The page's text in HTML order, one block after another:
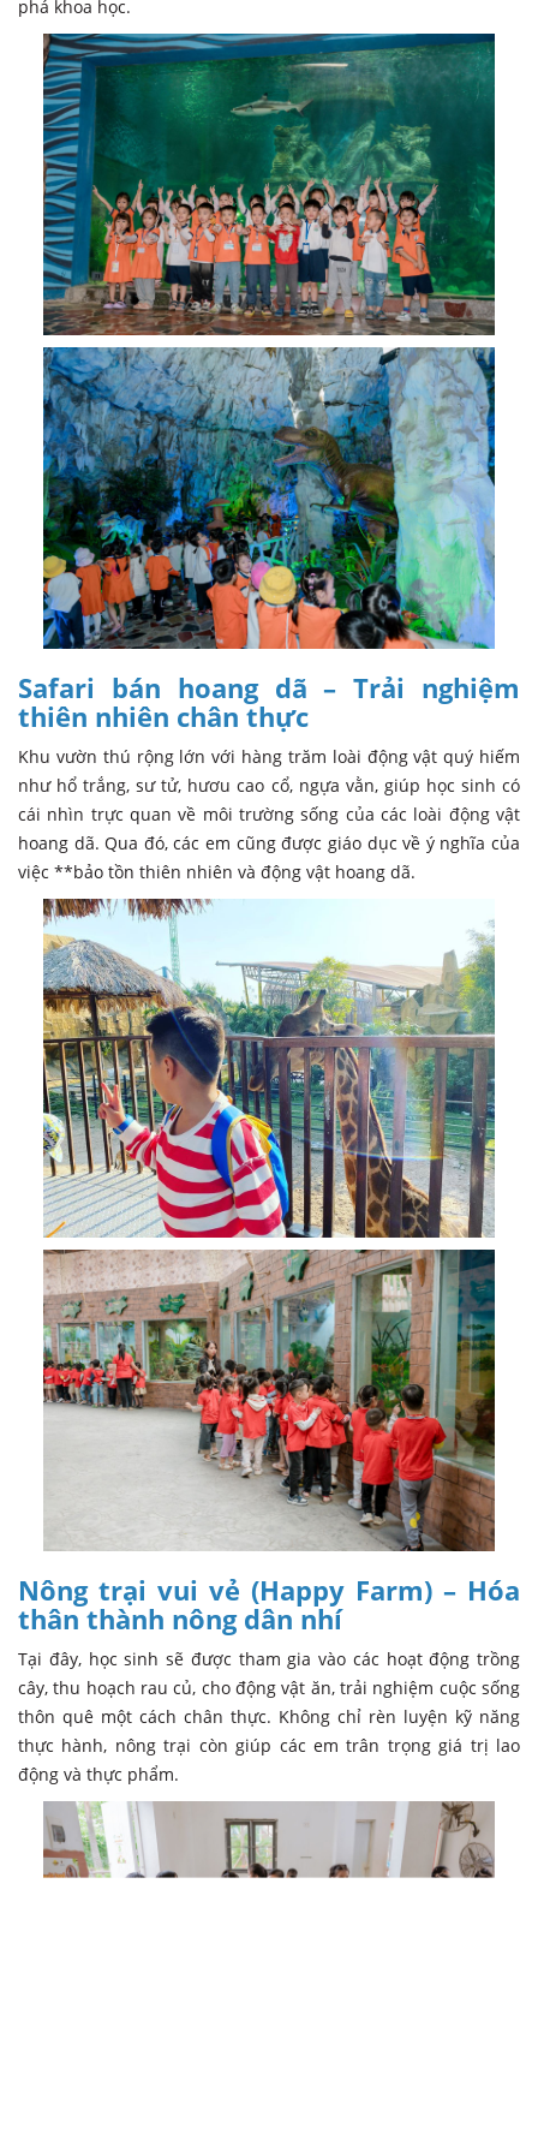
phá khoa học.
Safari bán hoang dã – Trải nghiệm
thiên nhiên chân thực
Khu vườn thú rộng lớn với hàng trăm loài động vật quý hiếm
như hổ trắng, sư tử, hươu cao cổ, ngựa vằn, giúp học sinh có
cái nhìn trực quan về môi trường sống của các loài động vật
hoang dã. Qua đó, các em cũng được giáo dục về ý nghĩa của
việc **bảo tồn thiên nhiên và động vật hoang dã.
Nông trại vui vẻ (Happy Farm) – Hóa
thân thành nông dân nhí
Tại đây, học sinh sẽ được tham gia vào các hoạt động trồng
cây, thu hoạch rau củ, cho động vật ăn, trải nghiệm cuộc sống
thôn quê một cách chân thực. Không chỉ rèn luyện kỹ năng
thực hành, nông trại còn giúp các em trân trọng giá trị lao
động và thực phẩm.